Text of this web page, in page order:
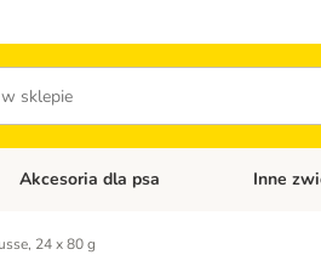
dla kota
Otwórz menu kategorii: Karma dla psa
Akcesoria dla psa Otwórz
Inne
24 x 80 g